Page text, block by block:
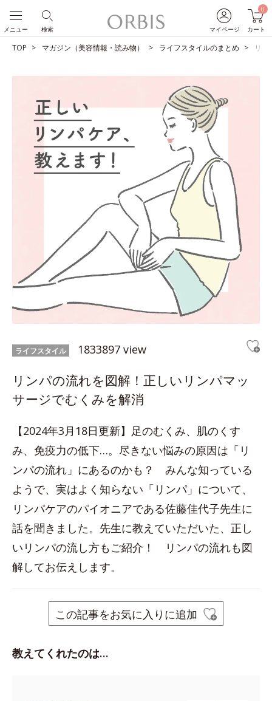
マイページ
0
カート
検索
メニュー
TOP マガジン（美容情報・読み物） ライフスタイルのまとめ リ
ライフスタイル 1833897 view
リンパの流れを図解！正しいリンパマッ
サージでむくみを解消
【2024年3月18日更新】足のむくみ、肌のくす
み、免疫力の低下…。尽きない悩みの原因は「リ
ンパの流れ」にあるのかも？ みんな知っている
ようで、実はよく知らない「リンパ」について、
リンパケアのパイオニアである佐藤佳代子先生に
話を聞きました。先生に教えていただいた、正し
いリンパの流し方もご紹介！ リンパの流れも図
解してお伝えします。
この記事をお気に入りに追加
教えてくれたのは…